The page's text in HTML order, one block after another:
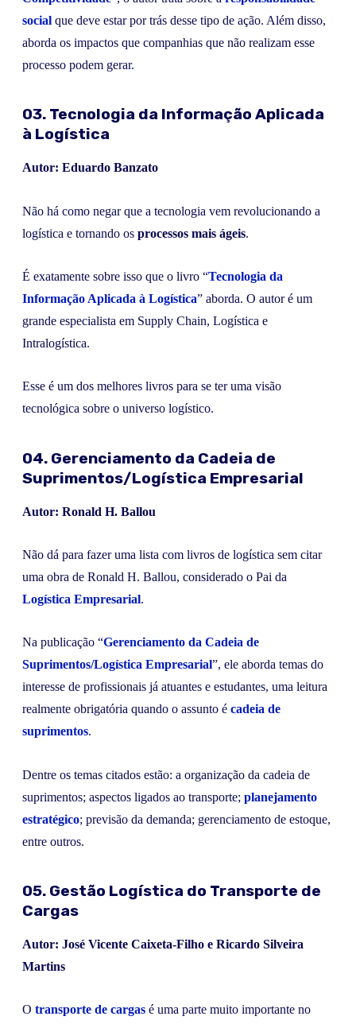
social que deve estar por trás desse tipo de ação. Além disso,
aborda os impactos que companhias que não realizam esse
processo podem gerar.
03. Tecnologia da Informação Aplicada
à Logística
Autor: Eduardo Banzato
Não há como negar que a tecnologia vem revolucionando a
logística e tornando os processos mais ágeis.
É exatamente sobre isso que o livro “Tecnologia da
Informação Aplicada à Logística” aborda. O autor é um
grande especialista em Supply Chain, Logística e
Intralogística.
Esse é um dos melhores livros para se ter uma visão
tecnológica sobre o universo logístico.
04. Gerenciamento da Cadeia de
Suprimentos/Logística Empresarial
Autor: Ronald H. Ballou
Não dá para fazer uma lista com livros de logística sem citar
uma obra de Ronald H. Ballou, considerado o Pai da
Logística Empresarial.
Na publicação “Gerenciamento da Cadeia de
Suprimentos/Logística Empresarial”, ele aborda temas do
interesse de profissionais já atuantes e estudantes, uma leitura
realmente obrigatória quando o assunto é cadeia de
suprimentos.
Dentre os temas citados estão: a organização da cadeia de
suprimentos; aspectos ligados ao transporte; planejamento
estratégico; previsão da demanda; gerenciamento de estoque,
entre outros.
05. Gestão Logística do Transporte de
Cargas
Autor: José Vicente Caixeta-Filho e Ricardo Silveira
Martins
O transporte de cargas é uma parte muito importante no